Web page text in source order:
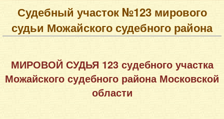
Судебный участок №123 мирового
судьи Можайского судебного района
МИРОВОЙ СУДЬЯ 123 судебного участка
Можайского судебного района Московской
области